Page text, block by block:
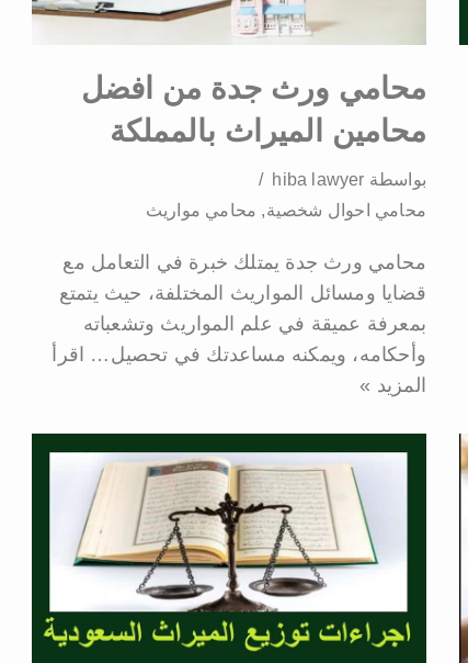
محامي ورث جدة من افضل
محامين الميراث بالمملكة
بواسطة hiba lawyer
محامي احوال شخصية, محامي مواريث
محامي ورث جدة يمتلك خبرة في التعامل مع
قضايا ومسائل المواريث المختلفة، حيث يتمتع
بمعرفة عميقة في علم المواريث وتشعباته
وأحكامه، ويمكنه مساعدتك في تحصيل…
اقرأ
المزيد »